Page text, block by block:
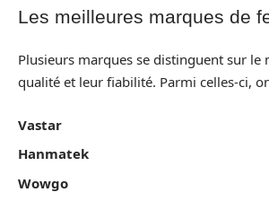
Les meilleures marques de
Plusieurs marques se distinguent sur le
qualité et leur fiabilité. Parmi celles-ci,
Vastar
Hanmatek
Wowgo